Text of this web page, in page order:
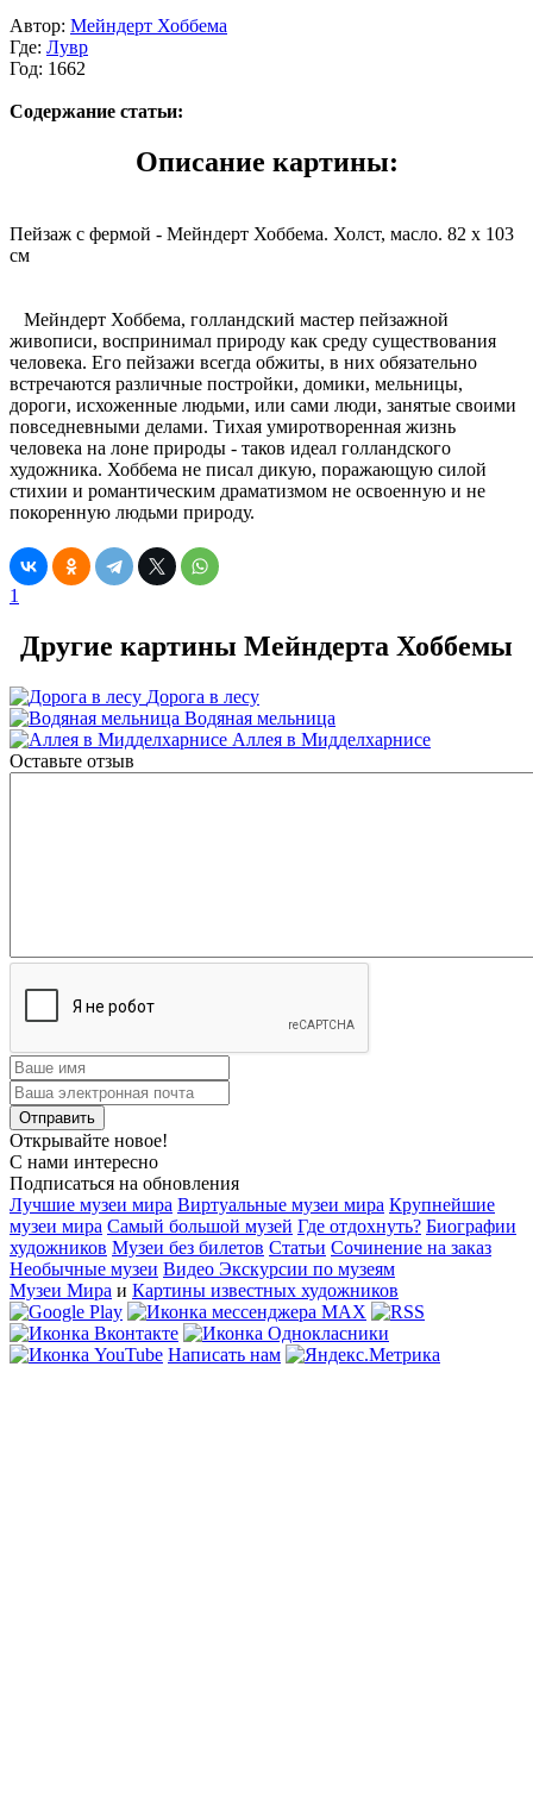
Автор: Мейндерт Хоббема
Где: Лувр
Год: 1662
Содержание статьи:
Описание картины:
Пейзаж с фермой - Мейндерт Хоббема. Холст, масло. 82 x 103
см
Мейндерт Хоббема, голландский мастер пейзажной
живописи, воспринимал природу как среду существования
человека. Его пейзажи всегда обжиты, в них обязательно
встречаются различные постройки, домики, мельницы,
дороги, исхоженные людьми, или сами люди, занятые своими
повседневными делами. Тихая умиротворенная жизнь
человека на лоне природы - таков идеал голландского
художника. Хоббема не писал дикую, поражающую силой
стихии и романтическим драматизмом не освоенную и не
покоренную людьми природу.
1
Другие картины Мейндерта Хоббемы
Дорога в лесу
Водяная мельница
Аллея в Мидделхарнисе
Оставьте отзыв
Открывайте новое!
С нами интересно
Подписаться на обновления
Лучшие музеи мира Виртуальные музеи мира Крупнейшие
музеи мира Самый большой музей Где отдохнуть? Биографии
художников Музеи без билетов Статьи Сочинение на заказ
Необычные музеи Видео Экскурсии по музеям
Музеи Мира и Картины известных художников
Написать нам